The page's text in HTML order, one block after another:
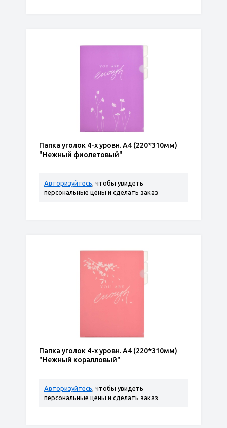
Папка уголок 4-х уровн. А4 (220*310мм)
"Нежный фиолетовый"
Авторизуйтесь, чтобы увидеть
персональные цены и сделать заказ
Папка уголок 4-х уровн. А4 (220*310мм)
"Нежный коралловый"
Авторизуйтесь, чтобы увидеть
персональные цены и сделать заказ